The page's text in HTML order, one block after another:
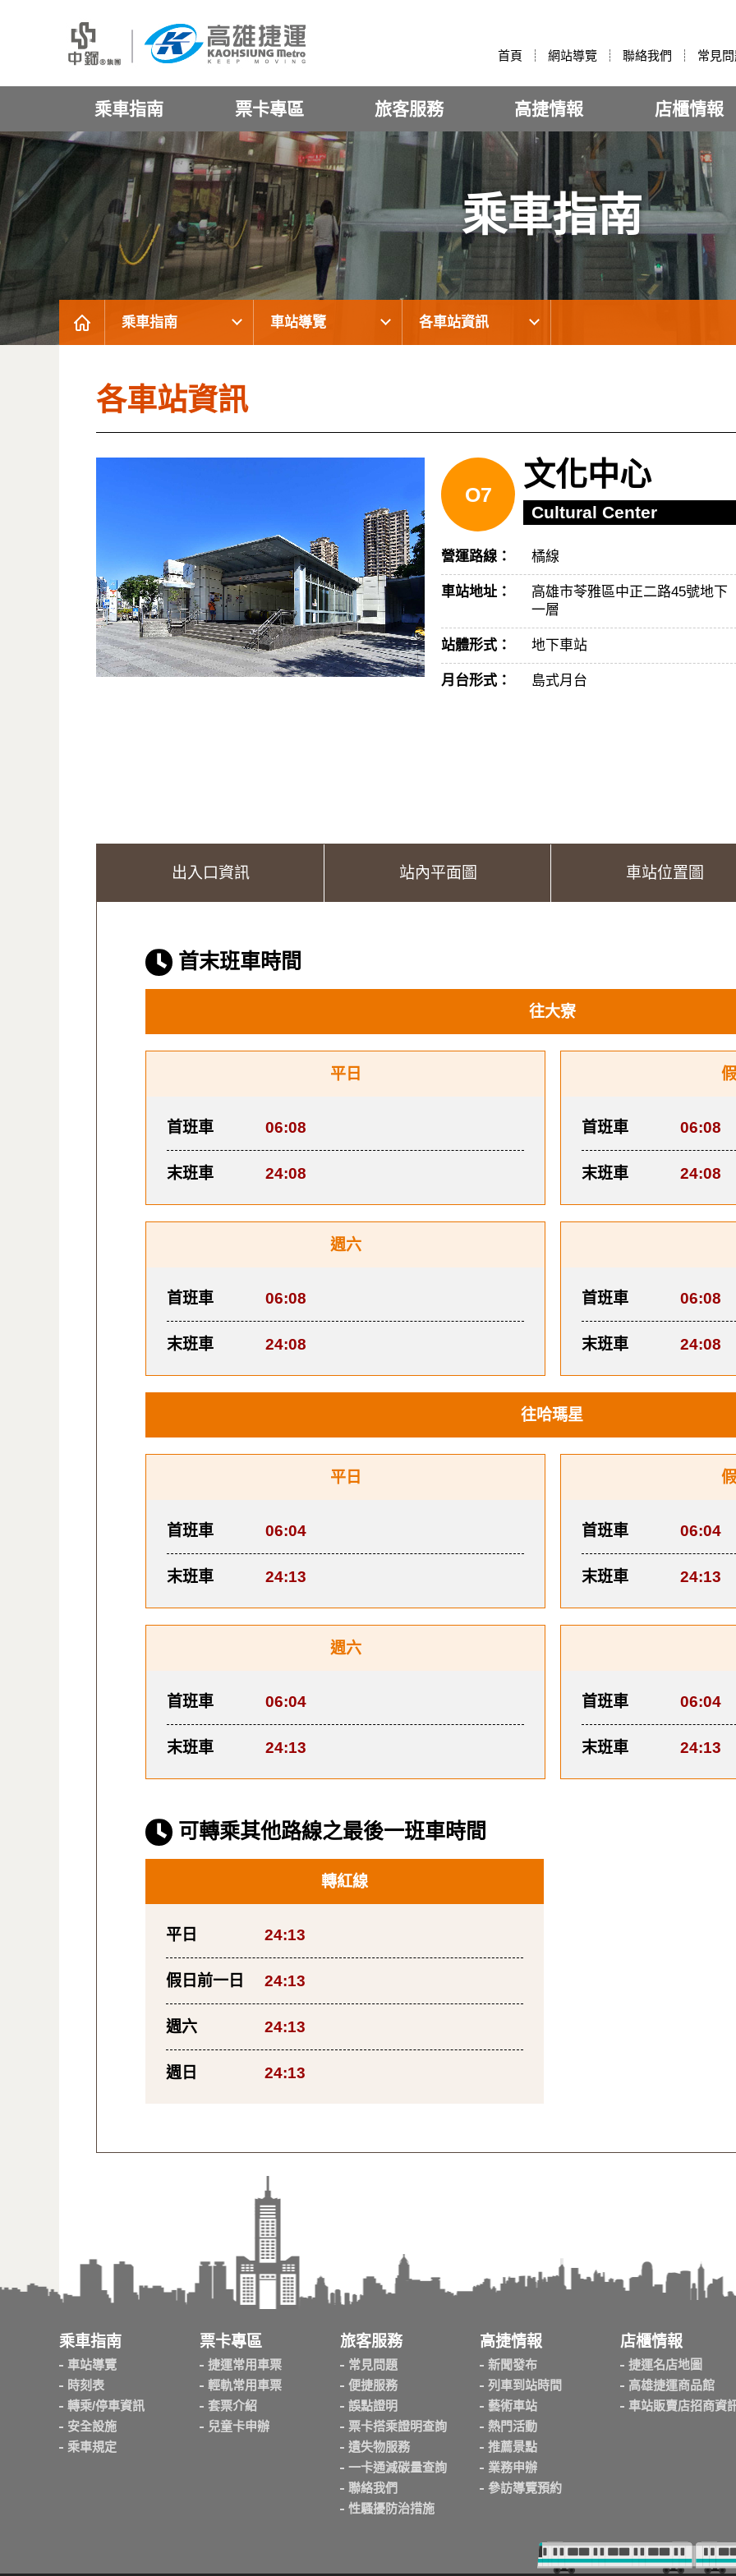
首頁 網站導覽 聯絡我們 常見
乘車指南 票卡專區 旅客服務 高捷情報 店櫃情報
乘車指南
乘車指南 車站導覽 各車站資訊
各車站資訊
O7
文化中心
Cultural Center
營運路線： 橘線
車站地址：
高雄市苓雅區中正二路45號地下
一層
站體形式： 地下車站
月台形式： 島式月台
出入口資訊 站內平面圖 車站位置圖
首末班車時間
往大寮
平日
首班車 06:08
末班車 24:08
首班車 06:08
末班車 24:08
週六
首班車 06:08
末班車 24:08
首班車 06:08
末班車 24:08
往哈瑪星
平日
首班車 06:04
末班車 24:13
首班車 06:04
末班車 24:13
週六
首班車 06:04
末班車 24:13
首班車 06:04
末班車 24:13
可轉乘其他路線之最後一班車時間
轉紅線
平日 24:13
假日前一日 24:13
週六 24:13
週日 24:13
乘車指南
車站導覽
時刻表
轉乘/停車資訊
安全設施
乘車規定
票卡專區
捷運常用車票
輕軌常用車票
套票介紹
兒童卡申辦
旅客服務
常見問題
便捷服務
誤點證明
票卡搭乘證明查詢
遺失物服務
一卡通減碳量查詢
聯絡我們
性騷擾防治措施
高捷情報
新聞發布
列車到站時間
藝術車站
熱門活動
推薦景點
業務申辦
參訪導覽預約
店櫃情報
捷運名店地圖
高雄捷運商品館
車站販賣店招商資